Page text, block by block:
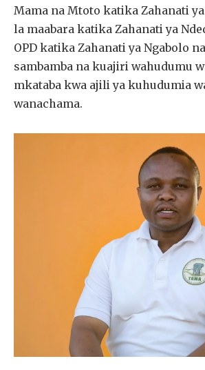
Mama na Mtoto katika Zahanati
la maabara katika Zahanati ya
OPD katika Zahanati ya Ngabolo
sambamba na kuajiri wahudumu
mkataba kwa ajili ya kuhudumia
wanachama.